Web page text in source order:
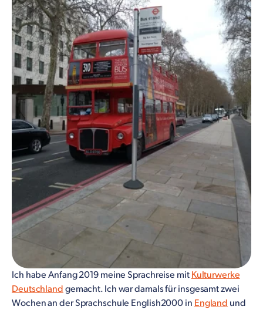
Ich habe Anfang 2019 meine Sprachreise mit Kulturwerke
Deutschland gemacht. Ich war damals für insgesamt zwei
Wochen an der Sprachschule English2000 in England und